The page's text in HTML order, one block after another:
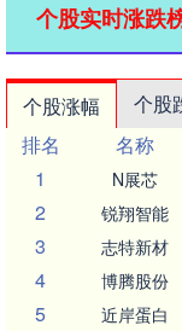
个股实时涨跌
个股涨幅 个股
排名
名称
1
N展芯
2 锐翔智能
3 志特新材
4 博腾股份
5 近岸蛋白